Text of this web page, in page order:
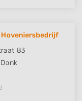
Hoveniersbedrijf
83